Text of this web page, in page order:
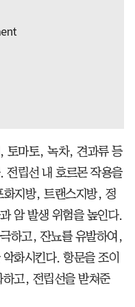
토마토, 녹차, 견과류 등
전립선 내 호르몬 작용을
화지방, 트랜스지방, 정
암 발생 위험을 높인다.
하고, 잔뇨를 유발하여,
화시킨다. 항문을 조이
고, 전립선을 받쳐준